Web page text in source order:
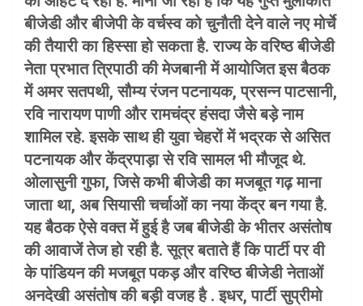
बीजेडी और बीजेपी के वर्चस्व को चुनौती देने वाले नए मोर्चे
की तैयारी का हिस्सा हो सकता है. राज्य के वरिष्ठ बीजेडी
नेता प्रभात त्रिपाठी की मेजबानी में आयोजित इस बैठक
में अमर सतपथी, सौम्य रंजन पटनायक, प्रसन्न पाटसानी,
रवि नारायण पाणी और रामचंद्र हंसदा जैसे बड़े नाम
शामिल रहे. इसके साथ ही युवा चेहरों में भद्रक से असित
पटनायक और केंद्रपाड़ा से रवि सामल भी मौजूद थे.
ओलासुनी गुफा, जिसे कभी बीजेडी का मजबूत गढ़ माना
जाता था, अब सियासी चर्चाओं का नया केंद्र बन गया है.
यह बैठक ऐसे वक्त में हुई है जब बीजेडी के भीतर असंतोष
की आवाजें तेज हो रही है. सूत्र बताते हैं कि पार्टी पर वी
के पांडियन की मजबूत पकड़ और वरिष्ठ बीजेडी नेताओं
अनदेखी असंतोष की बड़ी वजह है . इधर, पार्टी सुप्रीमो